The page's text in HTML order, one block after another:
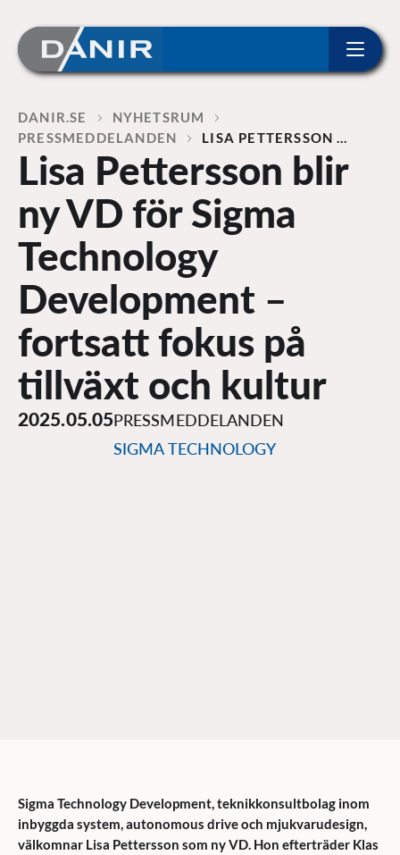
Home
DANIR
NYHETSRUM
PRESSMEDDELANDEN
LISA PETTERSSON …
Lisa Pettersson blir
ny VD för Sigma
Technology
Development –
fortsatt fokus på
tillväxt och kultur
2025.05.05PRESSMEDDELANDEN
SIGMA TECHNOLOGY
Sigma Technology Development, teknikkonsultbolag inom
inbyggda system, autonomous drive och mjukvarudesign,
välkomnar Lisa Pettersson som ny VD. Hon efterträder Klas